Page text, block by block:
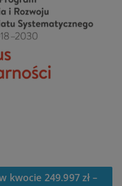
kwocie 249.997 zł –